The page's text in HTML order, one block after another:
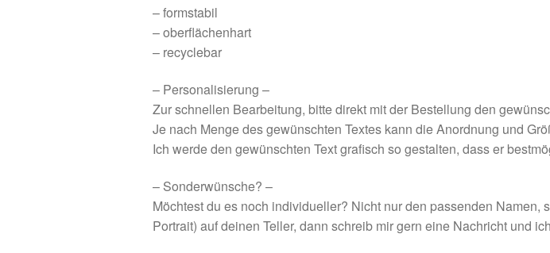
– formstabil
– oberflächenhart
– recyclebar
– Personalisierung –
Zur schnellen Bearbeitung, bitte direkt mit der Bestellung den
Je nach Menge des gewünschten Textes kann die Anordnung und
Ich werde den gewünschten Text grafisch so gestalten, dass er
– Sonderwünsche? –
Möchtest du es noch individueller? Nicht nur den passenden
Portrait) auf deinen Teller, dann schreib mir gern eine Nachricht und